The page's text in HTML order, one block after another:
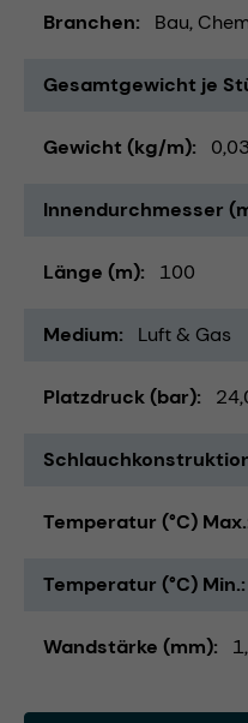
Branchen Bau
Gesamtgewicht je
Gewicht (kg/m)
Innendurchmesser
Länge (m) 100
Medium Luft & Gas
Platzdruck (bar)
Temperatur (°C) Max.
Temperatur (°C) Min.
Wandstärke (mm)